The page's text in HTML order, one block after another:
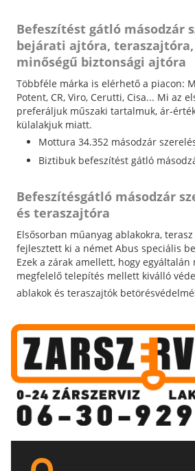
Befeszítést gátló másodzár
bejárati ajtóra, teraszajtóra,
minőségű biztonsági ajtóra
Többféle márka is elérhető a piacon:
Potent, CR, Viro, Cerutti, Cisa... Mi az
preferáljuk műszaki tartalmuk, ár-
külalakjuk miatt.
Mottura 34.352 másodzár
Biztibuk befeszítést gátló
Befeszítésgátló másodzár
és teraszajtóra
Elsősorban műanyag ablakokra,
fejlesztett ki a német Abus speciális
Ezek a zárak amellett, hogy
megfelelő telepítés mellett kiválló
ablakok és teraszajtók